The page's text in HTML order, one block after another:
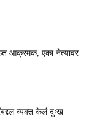
आक्रमक, एका नेत्यावर
व्यक्त केलं दुःख